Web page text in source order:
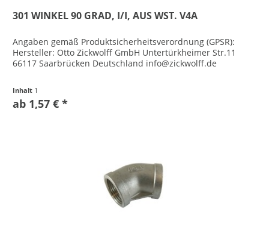
301 WINKEL 90 GRAD, I/I, AUS WST. V4A
Angaben gemäß Produktsicherheitsverordnung (GPSR):
Hersteller: Otto Zickwolff GmbH Untertürkheimer Str.11
66117 Saarbrücken Deutschland info@zickwolff.de
Inhalt 1
ab 1,57 € *